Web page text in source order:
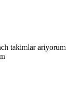
takimlar ariyorum